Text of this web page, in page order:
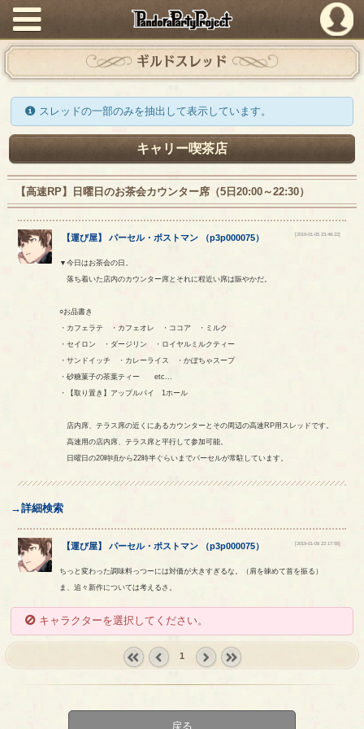
PandoraPartyProject
ギルドスレッド
スレッドの一部のみを抽出して表示しています。
キャリー喫茶店
【高速RP】日曜日のお茶会カウンター席（5日20:00～22:30）
【運び屋】パーセル・ ポストマン （p3p000075） [2019-01-05 23:46:22]
▼今日はお茶会の日。
落ち着いた店内のカウンター席とそれに程近い席は賑やかだ。
○お品書き
・カフェラテ ・カフェオレ ・ココア ・ミルク
・セイロン ・ダージリン ・ロイヤルミルクティー
・サンドイッチ ・カレーライス ・かぼちゃスープ
・砂糖菓子の茶葉ティー etc...
・【取り置き】アップルパイ 1ホール
店内席、テラス席の近くにあるカウンターとその周辺の高速RP用スレッドです。
高速用の店内席、テラス席と平行して参加可能。
日曜日の20時頃から22時半ぐらいまでパーセルが常駐しています。
→詳細検索
【運び屋】パーセル・ ポストマン （p3p000075） [2019-01-06 22:17:55]
ちっと変わった調味料っつーには対価が大きすぎるな。（肩を竦めて首を振る）
ま、追々新作については考えるさ。
キャラクターを選択してください。
1
戻る